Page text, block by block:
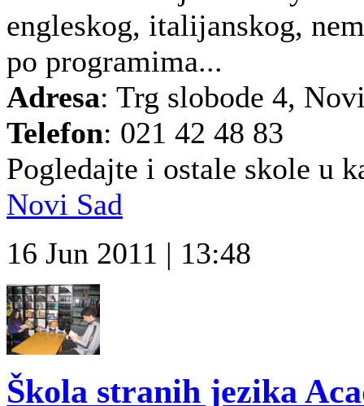
engleskog, italijanskog,
po programima...
Adresa: Trg slobode 4,
Telefon: 021 42 48 83
Pogledajte i ostale skole u
Novi Sad
16 Jun 2011 | 13:48
Škola stranih jezika